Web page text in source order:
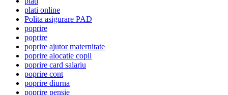
plati online
Polita asigurare PAD
poprire
poprire
poprire ajutor maternitate
poprire alocatie copil
poprire card salariu
poprire cont
poprire diurna
poprire pensie